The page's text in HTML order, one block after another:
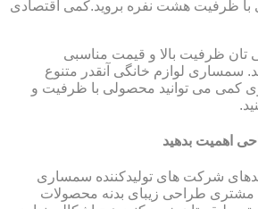
ظرفیت هشت نفره بروید.کمی اقتصادی
تان ظرفیت بالا و قیمت مناسبی
سمساری لوازم خانگی آنقدر متنوع
کمی می توانید محصولی با ظرفیت و
اهمیت بدهید
شرکت های تولیدکننده سمساری
مشتری طراحی زیبای بدنه محصولات